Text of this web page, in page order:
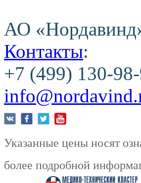
АО
Контакты:
+7 (499) 130-
Указанные цены носят
более подробной